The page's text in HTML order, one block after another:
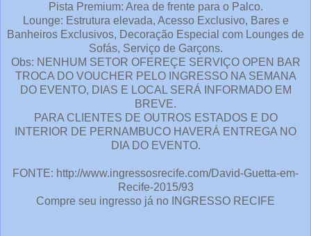
Pista Premium: Area de frente para o Palco.
Lounge: Estrutura elevada, Acesso Exclusivo, Bares e
Banheiros Exclusivos, Decoração Especial com Lounges de
Sofás, Serviço de Garçons.
Obs: NENHUM SETOR OFEREÇE SERVIÇO OPEN BAR
TROCA DO VOUCHER PELO INGRESSO NA SEMANA
DO EVENTO, DIAS E LOCAL SERÁ INFORMADO EM
BREVE.
PARA CLIENTES DE OUTROS ESTADOS E DO
INTERIOR DE PERNAMBUCO HAVERÁ ENTREGA NO
DIA DO EVENTO.
FONTE: http://www.ingressosrecife.com/David-Guetta-em-
Recife-2015/93
Compre seu ingresso já no INGRESSO RECIFE